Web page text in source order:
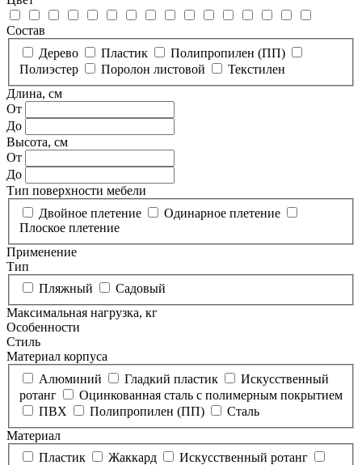
Состав
Дерево
Пластик
Полипропилен (ПП)
Полиэстер
Поролон листовой
Текстилен
Длина, см
От
До
Высота, см
От
До
Тип поверхности мебели
Двойное плетение
Одинарное плетение
Плоское плетение
Применение
Тип
Пляжный
Садовый
Максимальная нагрузка, кг
Особенности
Стиль
Материал корпуса
Алюминий
Гладкий пластик
Искусственный
ротанг
Оцинкованная сталь с полимерным покрытием
ПВХ
Полипропилен (ПП)
Сталь
Материал
Пластик
Жаккард
Искусственный ротанг